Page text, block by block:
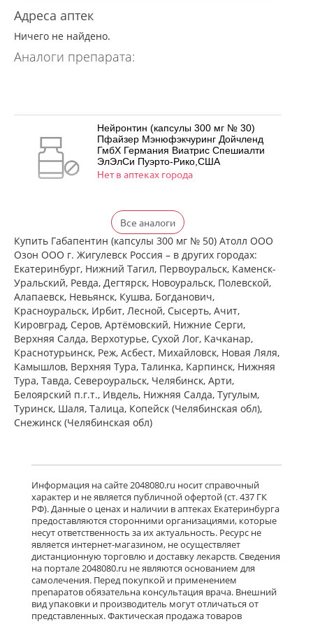
Адреса аптек
Ничего не найдено.
Аналоги препарата:
Нейронтин (капсулы 300 мг № 30)
Пфайзер Мэнюфэкчуринг Дойчленд
ГмбХ Германия Виатрис Спешиалти
ЭлЭлСи Пуэрто-Рико,США
Нет в аптеках города
Нейронтин (капсулы 300 мг № 50)
Пфайзер Мэнюфэкчуринг Дойчленд
ГмбХ Германия Виатрис Спешиалти
ЭлЭлСи Пуэрто-Рико,США
есть в 2 аптеках
от 1 980,00 до 2 250,00
Нейронтин (капсулы 300 мг № 100)
Пфайзер Мэнюфэкчуринг Дойчленд
ГмбХ Германия Виатрис Спешиалти
ЭлЭлСи Пуэрто-Рико,США
есть в 4 аптеках
от 3 350,00 до 3 760,00
Тебантин (капсулы 300 мг № 50)
Гедеон Рихтер ОАО Венгрия Гедеон
Рихтер-Рус АО Россия
есть в 2 аптеках
Нейронтин (табл. п. плен. о. 600 мг
№ 50) Пфайзер Мэнюфэкчуринг
Дойчленд ГмбХ Германия Виатрис
Спешиалти ЭлЭлСи Пуэрто-
Рико,США
Нет в аптеках города
Нейронтин (табл. п. плен. о. 600 мг
№ 100) Пфайзер Мэнюфэкчуринг
Дойчленд ГмбХ Германия Виатрис
Спешиалти ЭлЭлСи Пуэрто-
Рико,США
есть в 1 аптеках
Все аналоги
Купить Габапентин (капсулы 300 мг № 50) Атолл ООО
Озон ООО г. Жигулевск Россия – в других городах:
Екатеринбург, Нижний Тагил, Первоуральск, Каменск-
Уральский, Ревда, Дегтярск, Новоуральск, Полевской,
Алапаевск, Невьянск, Кушва, Богданович,
Красноуральск, Ирбит, Лесной, Сысерть, Ачит,
Кировград, Серов, Артёмовский, Нижние Cерги,
Верхняя Салда, Верхотурье, Сухой Лог, Качканар,
Краснотурьинск, Реж, Асбест, Михайловск, Новая Ляля,
Камышлов, Верхняя Тура, Талинка, Карпинск, Нижняя
Тура, Тавда, Североуральск, Челябинск, Арти,
Белоярский п.г.т., Ивдель, Нижняя Салда, Тугулым,
Туринск, Шаля, Талица, Копейск (Челябинская обл),
Снежинск (Челябинская обл)
Информация на сайте 2048080.ru носит справочный
характер и не является публичной офертой (ст. 437 ГК
РФ). Данные о ценах и наличии в аптеках Екатеринбурга
предоставляются сторонними организациями, которые
несут ответственность за их актуальность. Ресурс не
является интернет-магазином, не осуществляет
дистанционную торговлю и доставку лекарств. Сведения
на портале 2048080.ru не являются основанием для
самолечения. Перед покупкой и применением
препаратов обязательна консультация врача. Внешний
вид упаковки и производитель могут отличаться от
представленных. Фактическая продажа товаров